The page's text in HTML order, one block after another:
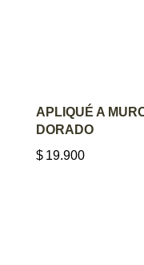
APLIQUÉ A
DORADO
$ 19.900